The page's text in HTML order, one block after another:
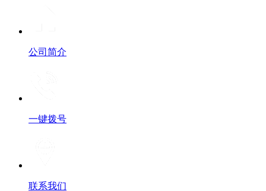
公司简介
一键拨号
联系我们